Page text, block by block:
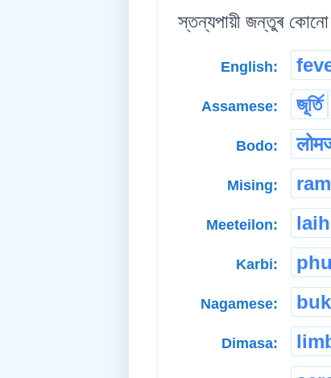
স্তন্যপায়ী জন্তুৰ কোনো
English:
Assamese: জূৰ্তি
Bodo:
Mising:
Meeteilon:
Karbi:
Nagamese:
Dimasa: